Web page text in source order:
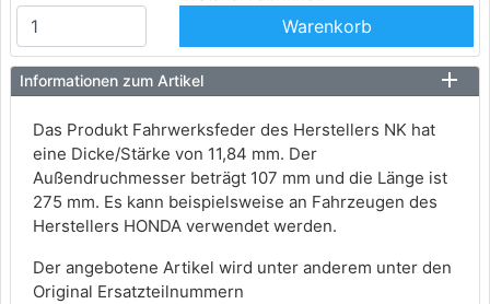
Warenkorb
Informationen zum Artikel
Das Produkt Fahrwerksfeder des Herstellers NK hat
eine Dicke/Stärke von 11,84 mm. Der
Außendruchmesser beträgt 107 mm und die Länge ist
275 mm. Es kann beispielsweise an Fahrzeugen des
Herstellers HONDA verwendet werden.
Der angebotene Artikel wird unter anderem unter den
Original Ersatzteilnummern